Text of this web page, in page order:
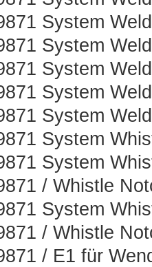
System
System
System
System
System
System
System
/ Whistle
System
/ Whistle
/ E1 für